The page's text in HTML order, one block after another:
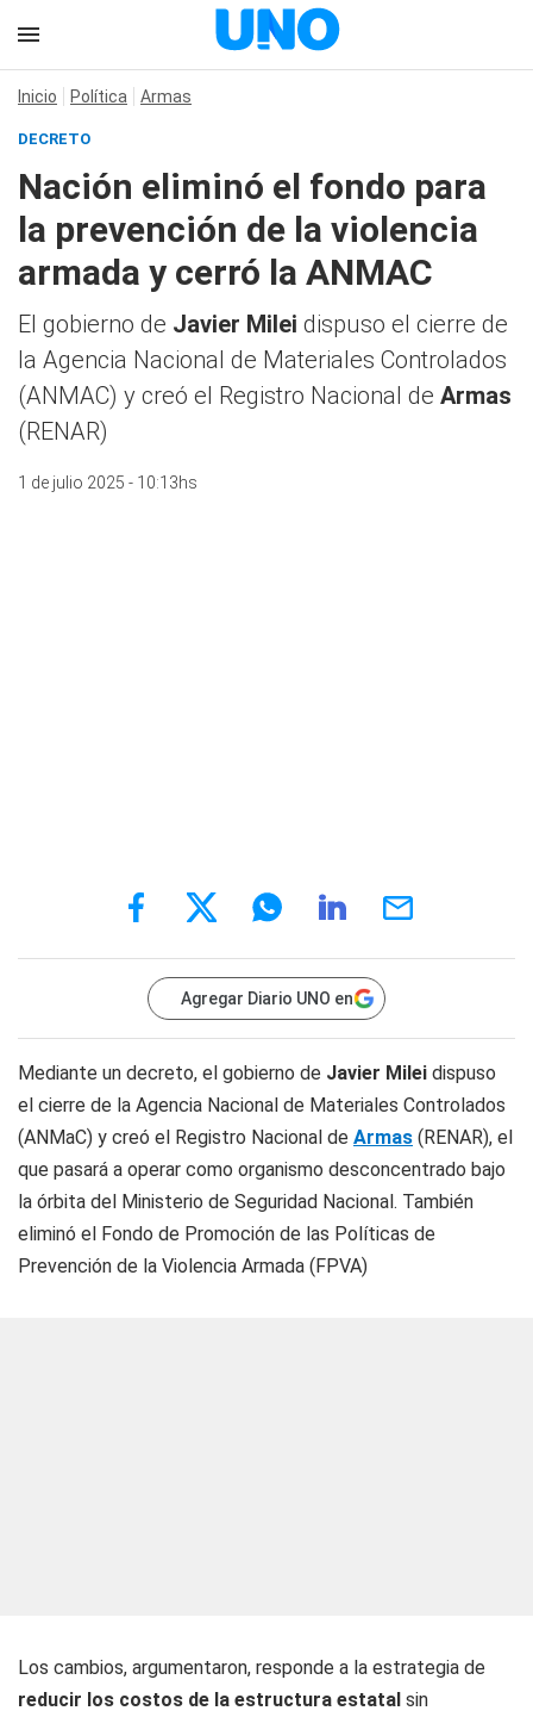
Inicio Política Armas
DECRETO
Nación eliminó el fondo para
la prevención de la violencia
armada y cerró la ANMAC
El gobierno de Javier Milei dispuso el cierre de
la Agencia Nacional de Materiales Controlados
(ANMAC) y creó el Registro Nacional de Armas
(RENAR)
1 de julio 2025 - 10:13hs
Agregar Diario UNO en
Mediante un decreto, el gobierno de Javier Milei dispuso
el cierre de la Agencia Nacional de Materiales Controlados
(ANMaC) y creó el Registro Nacional de Armas (RENAR), el
que pasará a operar como organismo desconcentrado bajo
la órbita del Ministerio de Seguridad Nacional. También
eliminó el Fondo de Promoción de las Políticas de
Prevención de la Violencia Armada (FPVA)
Los cambios, argumentaron, responde a la estrategia de
reducir los costos de la estructura estatal sin